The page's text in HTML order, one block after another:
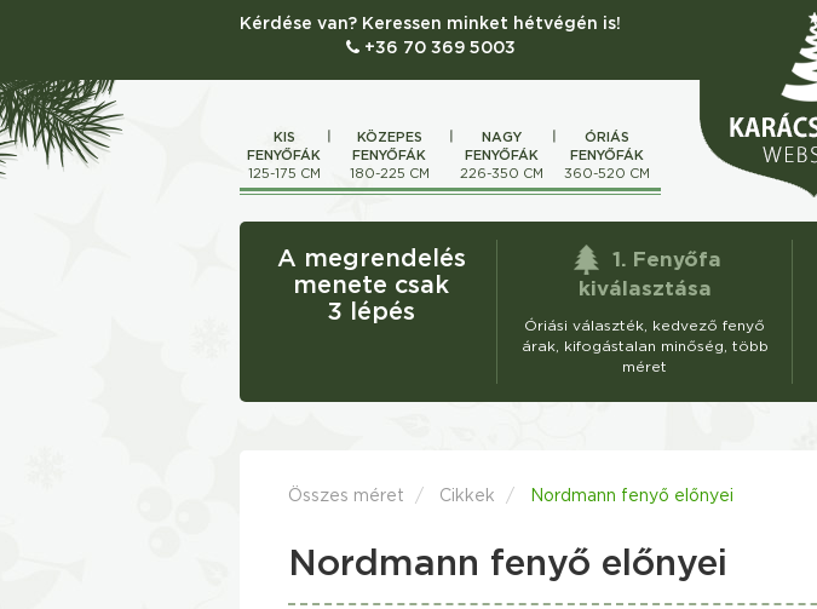
Kérdése van? Keressen minket hétvégén is!
+36 70 369 5003
KIS
FENYŐFÁK
125-175 CM
KÖZEPES
FENYŐFÁK
180-225 CM
NAGY
FENYŐFÁK
226-350 CM
ÓRIÁS
FENYŐFÁK
360-520 CM
A megrendelés
menete csak
3 lépés
1. Fenyőfa
kiválasztása
Óriási választék, kedvező fenyő
árak, kifogástalan minőség, több
méret
Összes méret Cikkek Nordmann fenyő előnyei
Nordmann fenyő előnyei